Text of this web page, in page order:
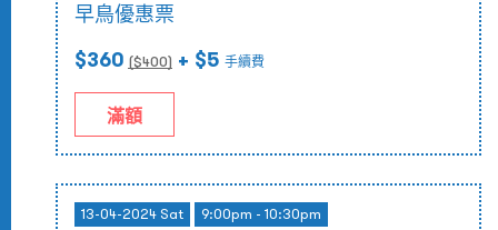
早鳥優惠票
$360 ($400) + $5 手續費
滿額
13-04-2024 Sat 9:00pm - 10:30pm